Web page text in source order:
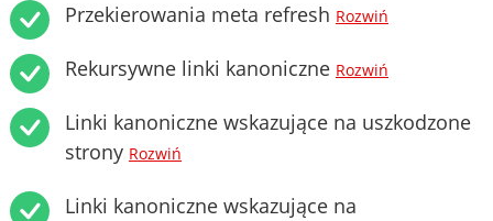
Przekierowania meta refresh Rozwiń
Rekursywne linki kanoniczne Rozwiń
Linki kanoniczne wskazujące na uszkodzone
strony Rozwiń
Linki kanoniczne wskazujące na